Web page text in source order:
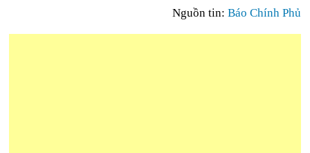
Nguồn tin: Báo Chính Phủ